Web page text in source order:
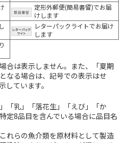
定形外郵便(簡易書留)でお届
けします
レターパックライトでお届け
します
合は表示しません。また、「夏期
なる場合は、記号での表示はせ
しています。
「乳」「落花生」「えび」「か
定8品目を含んでいる場合に品目名
れらの魚介類を原材料として製造